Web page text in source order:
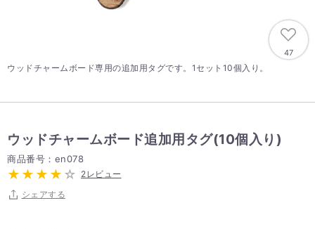
47
ウッドチャームボード専用の追加用タグです。1セット10個入り。
ウッドチャームボード追加用タグ(10個入り)
商品番号：en078
2レビュー
シェアする